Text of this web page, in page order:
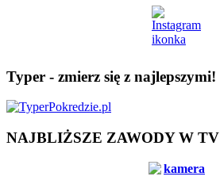
Typer - zmierz się z najlepszymi!
NAJBLIŻSZE ZAWODY W TV